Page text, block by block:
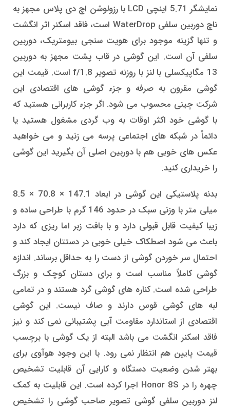
نمایشگر 5.71 اینچی LCD با رزولوشن اچ دی پلاس مجهز به
ناچ دوربین سلفی WaterDrop است، فاقد اسکنر اثر انگشت
و تنها گزینه موجود برای هویت سنجی بیومتریک، دوربین
سلفی آن است. این گوشی در قاب پشت مجهز به دوربین
13 مگاپیکسلی با لنز با روزنه تصویر f/1.8 است. قیمت این
گوشی مقرون به صرفه و جزء گوشی های اقتصادی این
شرکت چینی محسوب می شود. اگر جزء کاربرانی هستید که
با گوشی خود اکثر اوقات به وب گردی مشغول هستید یا
دائماً در شبکه های اجتماعی پرسه می زنید و می خواهید
عکس های خوبی هم با دوربین اصلی آن بگیرید این گوشی
را خریداری کنید.
بدنه پلاستیکی این گوشی در ابعاد 147.1 × 70.8 × 8.5
میلی متر با وزنی سبک در حدود 146 گرم با طراحی ساده و
زیبا کیفیت قابل قبولی دارد و با بافت زبر اما ریزی که دارد
باعث می شود اصطکاک خیلی خوبی در دستتان ایجاد کند و
احتمال سر خوردن گوشی از دست را به حداقل برساند. اندازه
گوشی کاملاً مناسب است و برای دستان کوچک و بزرگ
طراحی شده است. کناره های گوشی گرد هستند و در تمامی
لبه های گوشی قوس دارند و صاف نیست. این گوشی
اقتصادی از استاندارد مقاومت آبی پشتیبانی نمی کند و نیز
فاقد اسکنر انگشت می باشد البته از یک گوشی با برچسب
قیمت پایین هم انتظار نمی رود. با این وجود هوآوی برای
بهتر شدن وضعیت دستگاه و کارایی آن قابلیت تشخیص
چهره را در Honor 8S اجرا کرده است. این قابلیت به کمک
لنز دوربین سلفی گوشی تصویر صاحب گوشی را تشخیص